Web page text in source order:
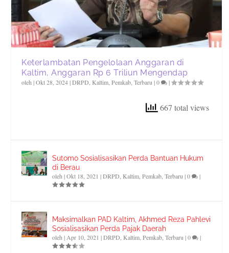
Keterlambatan Pengelolaan Anggaran di
Kaltim, Anggaran Rp 6 Triliun Mengendap
oleh|Okt 28, 2024|DRPD ,Kaltim ,Pemkab ,Terbaru |0 |
667 total views
Sutomo Sosialisasikan Perda Bantuan Hukum
di Berau
oleh|Okt 18, 2021 |DRPD ,Kaltim ,Pemkab ,Terbaru |0 |
Maksimalkan PAD Kaltim, Akhmed Reza Pahlevi
Sosialisasikan Perda Pajak Daerah
oleh| Apr 10, 2021 |DRPD ,Kaltim ,Pemkab ,Terbaru |0 |